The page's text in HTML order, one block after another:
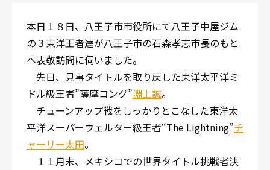
八王子中屋ボクシングジム
〒192-0072 東京都八王子市南町3-8 第2原嶋ビル1F
Tel/Fax：042-622-7222
営業時間：月〜土 14:00〜22:00 / 日・祝 14:00〜19:00
本日１８日、八王子市市役所にて八王子中屋ジム
の３東洋王者達が八王子市の石森孝志市長のもと
へ表敬訪問に伺いました。
先日、見事タイトルを取り戻した東洋太平洋ミ
ドル級王者”薩摩コング”淵上誠。
チューンアップ戦をしっかりとこなした東洋太
平洋スーパーウェルター級王者“The Lightning”チ
ャーリー太田。
１１月末、メキシコでの世界タイトル挑戦者決